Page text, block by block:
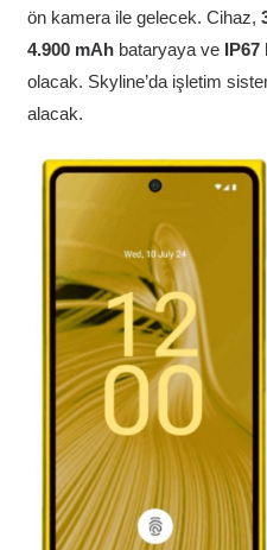
ön kamera ile gelecek. Cihaz,
4.900 mAhbataryaya ve IP67
olacak. Skyline’da işletim
alacak.